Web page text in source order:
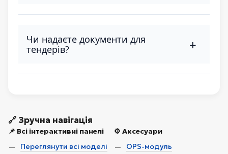
Чи надаєте документи для
тендерів?
+
🔗 Зручна навігація
📌 Всі інтерактивні панелі
Переглянути всі моделі
⚙️ Аксесуари
OPS-модуль